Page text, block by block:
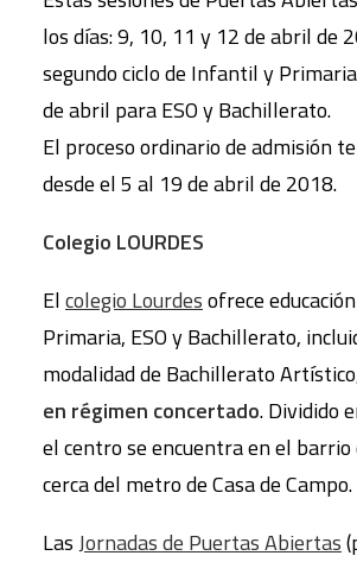
los días: 9, 10, 11 y 12 de abril de
segundo ciclo de Infantil y
de abril para ESO y Bachillerato.
El proceso ordinario de admisión
desde el 5 al 19 de abril de 2018.
Colegio LOURDES
Elcolegio Lourdesofrece
Primaria, ESO y Bachillerato,
modalidad de Bachillerato
en régimen concertado. Dividido
el centro se encuentra en el
cerca del metro de Casa de Campo.
LasJornadas de Puertas Abiertas